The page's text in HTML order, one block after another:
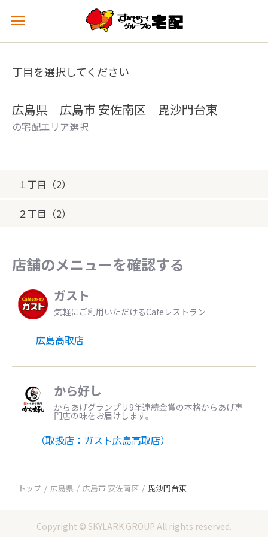
メ
ュ
を
丁目を選択してください
広島県 広島市 安佐南区 毘沙門台東
の宅配エリア選択
１丁目（2）
２丁目（2）
店舗のメニューを確認する
ガスト
気軽にご利用いただけるCafeレストラン
広島高取店
から好し
からあげグランプリ9年連続金賞の本格からあげ専
門店の味をお届けします。
（取扱店：ガスト広島高取店）
トップ 広島県 広島市 安佐南区 毘沙門台東
Copyright © SKYLARK GROUP All rights reserved.